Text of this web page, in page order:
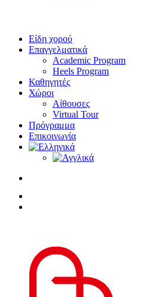
Είδη χορού
Επαγγελματικά
Academic Program
Heels Program
Καθηγητές
Χώροι
Αίθουσες
Virtual Tour
Πρόγραμμα
Επικοινωνία